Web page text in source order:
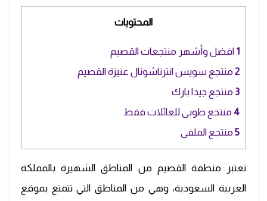
المحتويات
1افضل وأشهر منتجعات القصيم
2 منتجع سويس انترناشونال عنيزة القصيم
3 منتجع جيدا بارك
4 منتجع طوبى للعائلات فقط
5 منتجع الملفى
تعتبر منطقة القصيم من المناطق الشهيرة بالمملكة
العربية السعودية، وهي من المناطق التي تتمتع بموقع